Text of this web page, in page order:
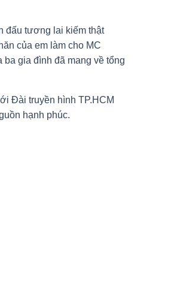
đấu tương lai kiếm thật
của em làm cho MC
gia đình đã mang về tổng
Đài truyền hình TP.HCM
hạnh phúc.